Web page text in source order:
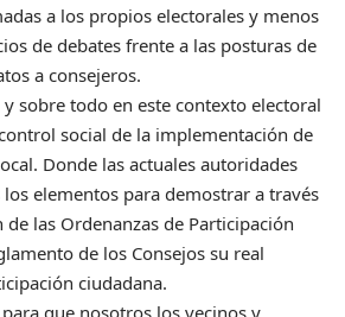
a los propios electorales y menos
de debates frente a las posturas de
a consejeros.
sobre todo en este contexto electoral
social de la implementación de
Donde las actuales autoridades
elementos para demostrar a través
las Ordenanzas de Participación
de los Consejos su real
ciudadana.
que nosotros los vecinos y